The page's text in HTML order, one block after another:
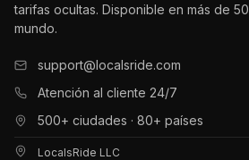
tarifas ocultas. Disponible en más de
mundo.
support@localsride.com
Atención al cliente 24/7
500+ ciudades · 80+ países
LocalsRide LLC